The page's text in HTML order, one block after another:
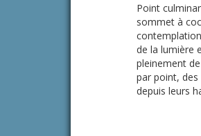
Point
sommet à
de la lumière
pleinement
par point, des
depuis leurs